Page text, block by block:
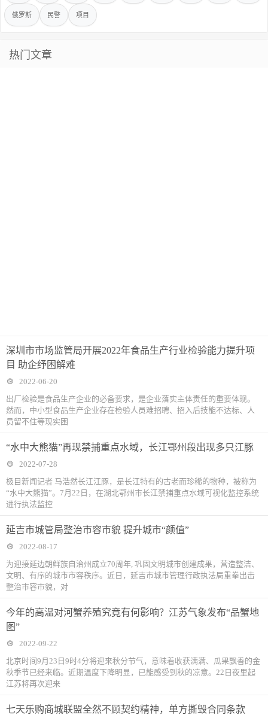
俄罗斯 民警 项目
热门文章
深圳市市场监管局开展2022年食品生产行业检验能力提升项
目 助企纾困解难
2022-06-20
出厂检验是食品生产企业的必备要求，是企业落实主体责任的重要体现。
然而，中小型食品生产企业存在检验人员难招聘、招入后技能不达标、人
员留不住等现实困
“水中大熊猫”再现禁捕重点水域，长江鄂州段出现多只江豚
2022-07-28
极目新闻记者 马浩然长江江豚，是长江特有的古老而珍稀的物种，被称为
“水中大熊猫”。7月22日，在湖北鄂州市长江禁捕重点水域可视化监控系统
进行执法监控
延吉市城管局整治市容市貌 提升城市“颜值”
2022-08-17
为迎接延边朝鲜族自治州成立70周年, 巩固文明城市创建成果，营造整洁、
文明、有序的城市市容秩序。近日，延吉市城市管理行政执法局重拳出击
整治市容市貌，对
今年的高温对河蟹养殖究竟有何影响？江苏气象发布“品蟹地
图”
2022-09-22
北京时间9月23日9时4分将迎来秋分节气，意味着收获满满、瓜果飘香的金
秋季节已经来临。近期温度下降明显，已能感受到秋的凉意。22日夜里起
江苏将再次迎来
七天乐购商城联盟全然不顾契约精神，单方撕毁合同条款